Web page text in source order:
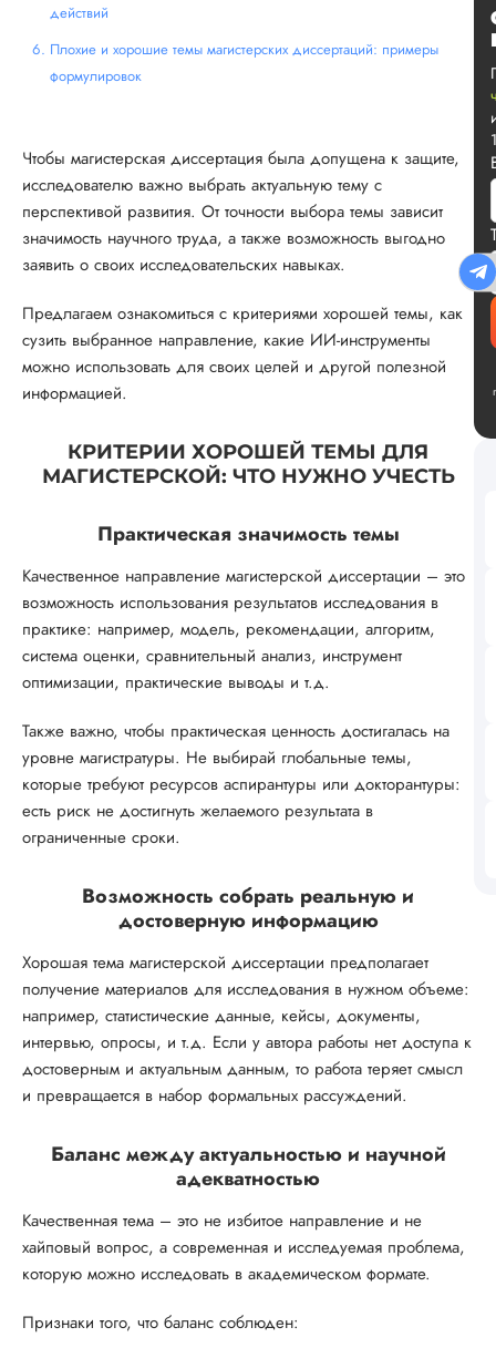
действий
Плохие и хорошие темы магистерских диссертаций: примеры
формулировок
Чтобы магистерская диссертация была допущена к защите,
исследователю важно выбрать актуальную тему с
перспективой развития. От точности выбора темы зависит
значимость научного труда, а также возможность выгодно
заявить о своих исследовательских навыках.
Предлагаем ознакомиться с критериями хорошей темы, как
сузить выбранное направление, какие ИИ-инструменты
можно использовать для своих целей и другой полезной
информацией.
КРИТЕРИИ ХОРОШЕЙ ТЕМЫ ДЛЯ
МАГИСТЕРСКОЙ: ЧТО НУЖНО УЧЕСТЬ
Практическая значимость темы
Качественное направление магистерской диссертации – это
возможность использования результатов исследования в
практике: например, модель, рекомендации, алгоритм,
система оценки, сравнительный анализ, инструмент
оптимизации, практические выводы и т.д.
Также важно, чтобы практическая ценность достигалась на
уровне магистратуры. Не выбирай глобальные темы,
которые требуют ресурсов аспирантуры или докторантуры:
есть риск не достигнуть желаемого результата в
ограниченные сроки.
Возможность собрать реальную и
достоверную информацию
Хорошая тема магистерской диссертации предполагает
получение материалов для исследования в нужном объеме:
например, статистические данные, кейсы, документы,
интервью, опросы, и т.д. Если у автора работы нет доступа к
достоверным и актуальным данным, то работа теряет смысл
и превращается в набор формальных рассуждений.
Баланс между актуальностью и научной
адекватностью
Качественная тема – это не избитое направление и не
хайповый вопрос, а современная и исследуемая проблема,
которую можно исследовать в академическом формате.
Признаки того, что баланс соблюден: